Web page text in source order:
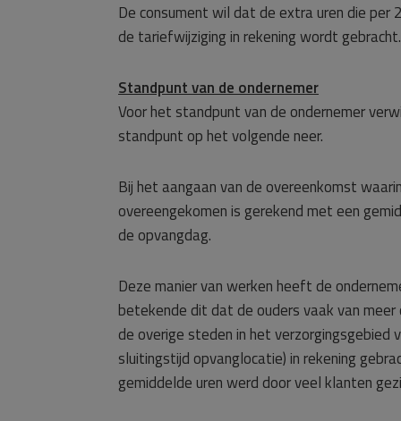
De consument wil dat de extra uren die
de tariefwijziging in rekening wordt gebracht.
Standpunt van de ondernemer
Voor het standpunt van de ondernemer
standpunt op het volgende neer.
Bij het aangaan van de overeenkomst
overeengekomen is gerekend met een
de opvangdag.
Deze manier van werken heeft de
betekende dit dat de ouders vaak van
de overige steden in het verzorgingsgebied
sluitingstijd opvanglocatie) in rekening
gemiddelde uren werd door veel klanten